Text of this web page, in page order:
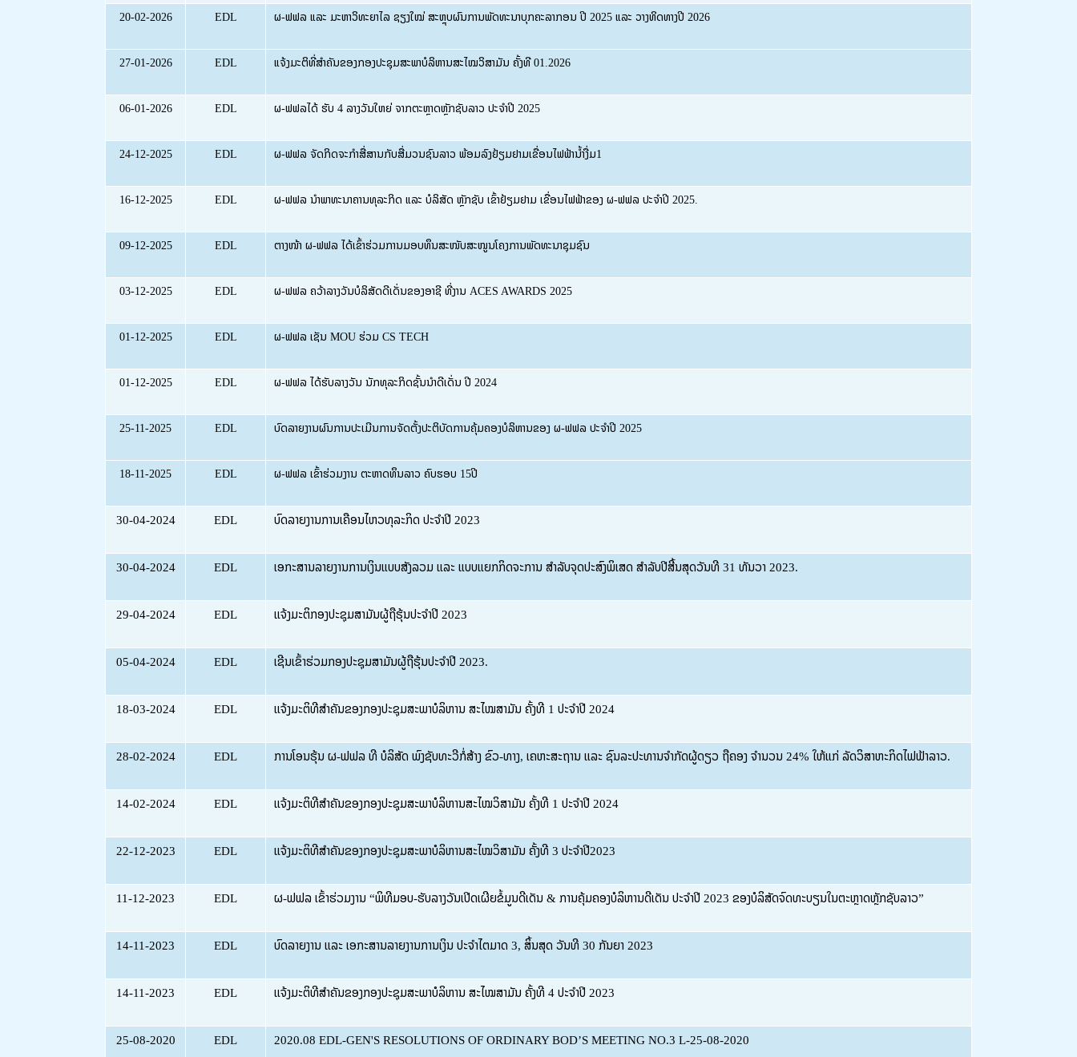
20-02-2026 EDL ຜ-ຟຟລ ແລະ ມະຫາວິທະຍາໄລ ຊຽງໃໝ່ ສະຫຼຸບຜົນການພັດທະນາບຸກຄະລາກອນ ປີ 2025 ແລະ ວາງທິດທາງປີ 2026
27-01-2026 EDL ແຈ້ງມະຕິທີ່ສຳຄັນຂອງກອງປະຊຸມສະພາບໍລິຫານສະໄໝວິສາມັນ ຄັ້ງທີ 01.2026
06-01-2026 EDL ຜ-ຟຟລໄດ້ ຮັບ 4 ລາງວັນໃຫຍ່ ຈາກຕະຫຼາດຫຼັກຊັບລາວ ປະຈໍາປີ 2025
24-12-2025 EDL ຜ-ຟຟລ ຈັດກິດຈະກໍາສື່ສານກັບສື່ມວນຊົນລາວ ພ້ອມລົງຢ້ຽມຢາມເຂື່ອນໄຟຟ້ານໍ້າງື່ມ1
16-12-2025 EDL ຜ-ຟຟລ ນໍາພາທະນາຄານທຸລະກິດ ແລະ ບໍລິສັດ ຫຼັກຊັບ ເຂົ້າຢ້ຽມຢາມ ເຂື່ອນໄຟຟ້າຂອງ ຜ-ຟຟລ ປະຈຳປີ 2025.
09-12-2025 EDL ຕາງໜ້າ ຜ-ຟຟລ ໄດ້ເຂົ້າຮ່ວມການມອບທຶນສະໜັບສະໜູນໂຄງການພັດທະນາຊຸມຊົນ
03-12-2025 EDL ຜ-ຟຟລ ຄວ້າລາງວັນບໍລິສັດດີເດັ່ນຂອງອາຊີ ທີ່ງານ ACES AWARDS 2025
01-12-2025 EDL ຜ-ຟຟລ ເຊັນ MOU ຮ່ວມ CS TECH
01-12-2025 EDL ຜ-ຟຟລ ໄດ້ຮັບລາງວັນ ນັກທຸລະກິດຊັ້ນນໍາດີເດັ່ນ ປີ 2024
25-11-2025 EDL ບົດລາຍງານຜົນການປະເມີນການຈັດຕັ້ງປະຕິບັດການຄຸ້ມຄອງບໍລິຫານຂອງ ຜ-ຟຟລ ປະຈໍາປີ 2025
18-11-2025 EDL ຜ-ຟຟລ ເຂົ້າຮ່ວມງານ ຕະຫາດທຶນລາວ ຄົບຮອບ 15ປີ
30-04-2024 EDL ບົດລາຍງານການເຄື່ອນໄຫວທຸລະກິດ ປະຈໍາປີ 2023
30-04-2024 EDL ເອກະສານລາຍງານການເງິນແບບສັງລວມ ແລະ ແບບແຍກກິດຈະການ ສຳລັບຈຸດປະສົງພິເສດ ສຳລັບປີສີ້ນສຸດວັນທີ 31 ທັນວາ 2023.
29-04-2024 EDL ແຈ້ງມະຕິກອງປະຊຸມສາມັນຜູ້ຖືຮຸ້ນປະຈຳປີ 2023
05-04-2024 EDL ເຊີນເຂົ້າຮ່ວມກອງປະຊຸມສາມັນຜູ້ຖືຮຸ້ນປະຈຳປີ 2023.
18-03-2024 EDL ແຈ້ງມະຕິທີ່ສຳຄັນຂອງກອງປະຊຸມສະພາບໍລິຫານ ສະໄໝສາມັນ ຄັ້ງທີ 1 ປະຈໍາປີ 2024
28-02-2024 EDL ການໂອນຮຸ້ນ ຜ-ຟຟລ ທີ່ ບໍລິສັດ ພົງຊັບທະວີກໍ່ສ້າງ ຂົວ-ທາງ, ເຄຫະສະຖານ ແລະ ຊົນລະປະທານຈຳກັດຜູ້ດຽວ ຖືຄອງ ຈຳນວນ 24% ໃຫ້ແກ່ ລັດວິສາຫະກິດໄຟຟ້າລາວ.
14-02-2024 EDL ແຈ້ງມະຕິທີ່ສຳຄັນຂອງກອງປະຊຸມສະພາບໍລິຫານສະໄໝວິສາມັນ ຄັ້ງທີ 1 ປະຈໍາປີ 2024
22-12-2023 EDL ແຈ້ງມະຕິທີ່ສຳຄັນຂອງກອງປະຊຸມສະພາບໍລິຫານສະໄໝວິສາມັນ ຄັ້ງທີ 3 ປະຈໍາປີ2023
11-12-2023 EDL ຜ-ຟຟລ ເຂົ້າຮ່ວມງານ “ພິທີມອບ-ຮັບລາງວັນເປີດເຜີຍຂໍ້ມູນດີເດັ່ນ & ການຄຸ້ມຄອງບໍລິຫານດີເດັ່ນ ປະຈຳປີ 2023 ຂອງບໍລິສັດຈົດທະບຽນໃນຕະຫຼາດຫຼັກຊັບລາວ”
14-11-2023 EDL ບົດລາຍງານ ແລະ ເອກະສານລາຍງານການເງິນ ປະຈຳໄຕມາດ 3, ສິ້ນສຸດ ວັນທີ 30 ກັນຍາ 2023
14-11-2023 EDL ແຈ້ງມະຕິທີ່ສຳຄັນຂອງກອງປະຊຸມສະພາບໍລິຫານ ສະໄໝສາມັນ ຄັ້ງທີ 4 ປະຈໍາປີ 2023
25-08-2020 EDL 2020.08 EDL-GEN'S RESOLUTIONS OF ORDINARY BOD’S MEETING NO.3 L-25-08-2020